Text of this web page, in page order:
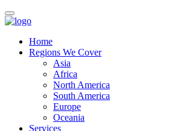
Home
Regions We Cover
Asia
Africa
North America
South America
Europe
Oceania
Services